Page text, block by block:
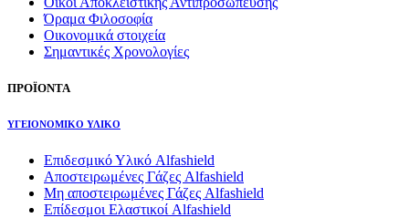
Όραμα Φιλοσοφία
Οικονομικά στοιχεία
Σημαντικές Χρονολογίες
ΠΡΟΪΟΝΤΑ
ΥΓΕΙΟΝΟΜΙΚΟ ΥΛΙΚΟ
Επιδεσμικό Υλικό Alfashield
Αποστειρωμένες Γάζες Alfashield
Μη αποστειρωμένες Γάζες Alfashield
Επίδεσμοι Ελαστικοί Alfashield